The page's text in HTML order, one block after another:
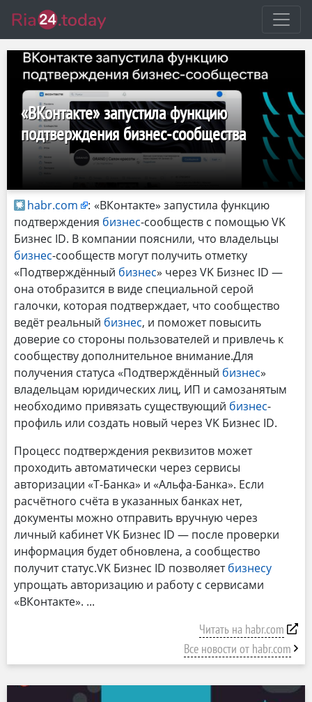
«ВКонтакте» запустила функцию
подтверждения бизнес-сообщества
habr.com : «ВКонтакте» запустила функцию
подтверждения бизнес-сообществ с помощью VK
Бизнес ID. В компании пояснили, что владельцы
бизнес-сообществ могут получить отметку
«Подтверждённый бизнес» через VK Бизнес ID —
она отобразится в виде специальной серой
галочки, которая подтверждает, что сообщество
ведёт реальный бизнес, и поможет повысить
доверие со стороны пользователей и привлечь к
сообществу дополнительное внимание.Для
получения статуса «Подтверждённый бизнес»
владельцам юридических лиц, ИП и самозанятым
необходимо привязать существующий бизнес-
профиль или создать новый через VK Бизнес ID.
Процесс подтверждения реквизитов может
проходить автоматически через сервисы
авторизации «Т-Банка» и «Альфа-Банка». Если
расчётного счёта в указанных банках нет,
документы можно отправить вручную через
личный кабинет VK Бизнес ID — после проверки
информация будет обновлена, а сообщество
получит статус.VK Бизнес ID позволяетбизнесу
упрощать авторизацию и работу с сервисами
«ВКонтакте».
Читать на habr.com
Все новости от habr.com